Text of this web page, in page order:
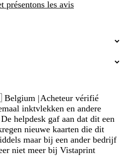
présentons les avis
|Acheteur vérifié
inktvlekken en andere
helpdesk gaf aan dat dit een
nieuwe kaarten die dit
maar bij een ander bedrijf
niet meer bij Vistaprint